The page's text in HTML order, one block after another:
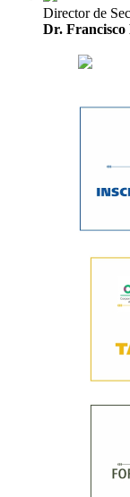
Director de
Dr. Francisco